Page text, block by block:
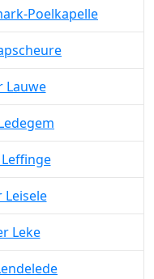
Poelkapelle
Lauwe
Leke